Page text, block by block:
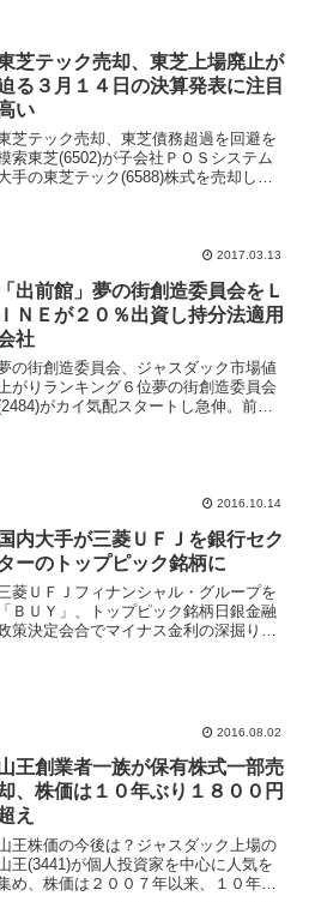
芝テック売却、東芝上場廃止が
る３月１４日の決算発表に注目
い
芝テック売却、東芝債務超過を回避を
索東芝(6502)が子会社ＰＯＳシステム
手の東芝テック(6588)株式を売却し
2017.03.13
「出前館」夢の街創造委員会をＬ
ＩＮＥが２０％出資し持分法適用
社
の街創造委員会、ジャスダック市場値
がりランキング６位夢の街創造委員会
がカイ気配スタートし急伸。前日
2016.10.14
国内大手が三菱ＵＦＪを銀行セク
ーのトップピック銘柄に
菱ＵＦＪフィナンシャル・グループを
「ＢＵＹ」、トップピック銘柄日銀金融
策決定会合でマイナス金利の深掘りが
2016.08.02
王創業者一族が保有株式一部売
、株価は１０年ぶり１８００円
え
王株価の今後は？ジャスダック上場の
王(3441)が個人投資家を中心に人気を
め、株価は２００７年以来、１０年ぶ